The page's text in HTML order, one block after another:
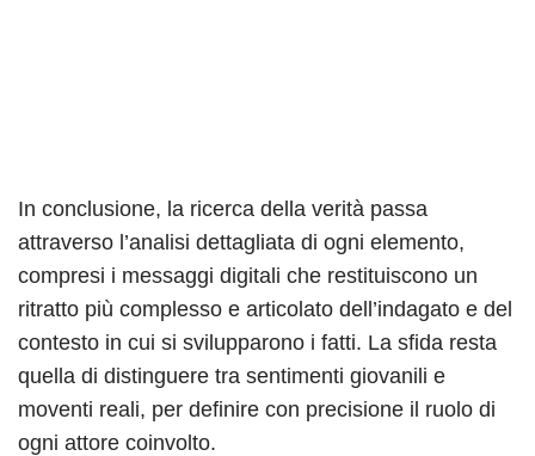
In conclusione, la ricerca della verità passa
attraverso l’analisi dettagliata di ogni elemento,
compresi i messaggi digitali che restituiscono un
ritratto più complesso e articolato dell’indagato e del
contesto in cui si svilupparono i fatti. La sfida resta
quella di distinguere tra sentimenti giovanili e
moventi reali, per definire con precisione il ruolo di
ogni attore coinvolto.